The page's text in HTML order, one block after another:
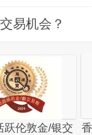
易机会？
跃伦敦金/银交